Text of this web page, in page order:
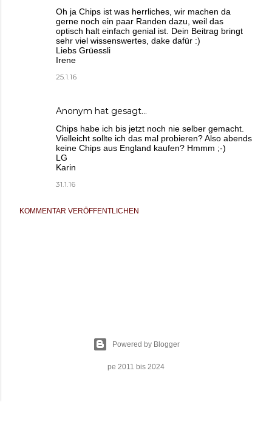
Oh ja Chips ist was herrliches, wir machen da
gerne noch ein paar Randen dazu, weil das
optisch halt einfach genial ist. Dein Beitrag bringt
sehr viel wissenswertes, dake dafür :)
Liebs Grüessli
Irene
25.1.16
Anonym hat gesagt…
Chips habe ich bis jetzt noch nie selber gemacht.
Vielleicht sollte ich das mal probieren? Also abends
keine Chips aus England kaufen? Hmmm ;-)
LG
Karin
31.1.16
KOMMENTAR VERÖFFENTLICHEN
Powered by Blogger
pe 2011 bis 2024